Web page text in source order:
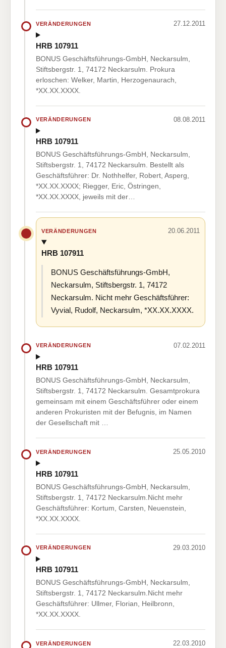
VERÄNDERUNGEN 27.12.2011
HRB 107911
BONUS Geschäftsführungs-GmbH, Neckarsulm,
Stiftsbergstr. 1, 74172 Neckarsulm. Prokura
erloschen: Welker, Martin, Herzogenaurach,
*XX.XX.XXXX.
VERÄNDERUNGEN 08.08.2011
HRB 107911
BONUS Geschäftsführungs-GmbH, Neckarsulm,
Stiftsbergstr. 1, 74172 Neckarsulm. Bestellt als
Geschäftsführer: Dr. Nothhelfer, Robert, Asperg,
*XX.XX.XXXX; Riegger, Eric, Östringen,
*XX.XX.XXXX, jeweils mit der…
VERÄNDERUNGEN 20.06.2011
HRB 107911
BONUS Geschäftsführungs-GmbH,
Neckarsulm, Stiftsbergstr. 1, 74172
Neckarsulm. Nicht mehr Geschäftsführer:
Vyvial, Rudolf, Neckarsulm, *XX.XX.XXXX.
VERÄNDERUNGEN 07.02.2011
HRB 107911
BONUS Geschäftsführungs-GmbH, Neckarsulm,
Stiftsbergstr. 1, 74172 Neckarsulm. Gesamtprokura
gemeinsam mit einem Geschäftsführer oder einem
anderen Prokuristen mit der Befugnis, im Namen
der Gesellschaft mit …
VERÄNDERUNGEN 25.05.2010
HRB 107911
BONUS Geschäftsführungs-GmbH, Neckarsulm,
Stiftsbergstr. 1, 74172 Neckarsulm.Nicht mehr
Geschäftsführer: Kortum, Carsten, Neuenstein,
*XX.XX.XXXX.
VERÄNDERUNGEN 29.03.2010
HRB 107911
BONUS Geschäftsführungs-GmbH, Neckarsulm,
Stiftsbergstr. 1, 74172 Neckarsulm.Nicht mehr
Geschäftsführer: Ullmer, Florian, Heilbronn,
*XX.XX.XXXX.
VERÄNDERUNGEN 22.03.2010